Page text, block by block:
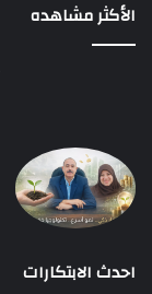
الأكثر مشاهده
احدث الابتكارات